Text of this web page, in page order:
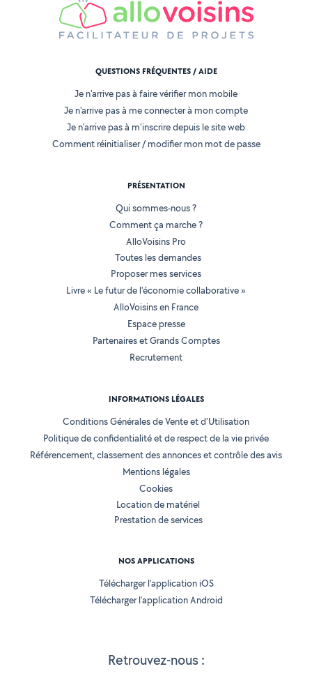
Retrouvez-nous :
QUESTIONS FRÉQUENTES / AIDE
Je n'arrive pas à faire vérifier mon mobile
Je n'arrive pas à me connecter à mon compte
Je n'arrive pas à m'inscrire depuis le site web
Comment réinitialiser / modifier mon mot de passe
PRÉSENTATION
Qui sommes-nous ?
Comment ça marche ?
AlloVoisins Pro
Toutes les demandes
Proposer mes services
Livre « Le futur de l'économie collaborative »
AlloVoisins en France
Espace presse
Partenaires et Grands Comptes
Recrutement
INFORMATIONS LÉGALES
Conditions Générales de Vente et d'Utilisation
Politique de confidentialité et de respect de la vie privée
Référencement, classement des annonces et contrôle des avis
Mentions légales
Cookies
Location de matériel
Prestation de services
NOS APPLICATIONS
Télécharger l’application iOS
Télécharger l’application Android